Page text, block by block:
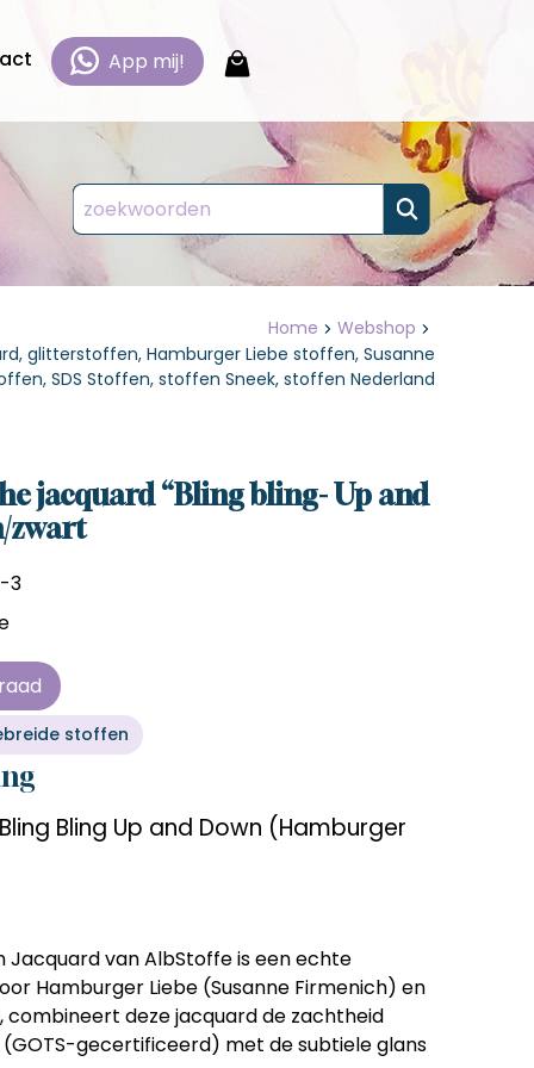
App mij!
Home
Webshop
glitterstoffen, Hamburger Liebe stoffen, Susanne
SDS Stoffen, stoffen Sneek, stoffen Nederland
jacquard “Bling bling- Up and
zwart
3
stoffen
Bling Up and Down (Hamburger
Jacquardvan AlbStoffe is een echte
Hamburger Liebe (Susanne Firmenich) en
combineert deze jacquard de zachtheid
(GOTS-gecertificeerd) met de subtiele glans
en
zonder
tijd
en
en
zonder
tijd
en
en
zonder
tijd
en
en
zonder
tijd
en